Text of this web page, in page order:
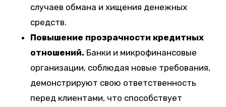
случаев обмана и хищения денежных
средств.
Повышение прозрачности кредитных
отношений. Банки и микрофинансовые
организации, соблюдая новые требования,
демонстрируют свою ответственность
перед клиентами, что способствует